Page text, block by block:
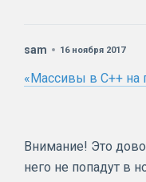
sam 16 ноября 2017
«Массивы в C++ на
Внимание! Это
него не попадут в